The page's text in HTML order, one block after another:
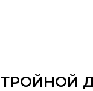
ТРОЙНОЙ